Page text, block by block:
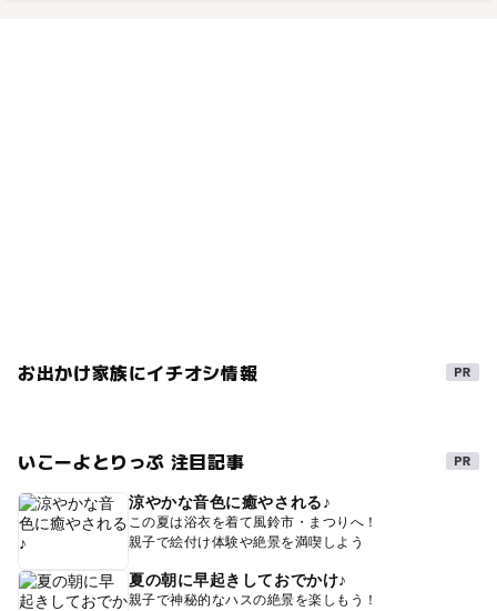
お出かけ家族にイチオシ情報
いこーよとりっぷ 注目記事
涼やかな音色に癒やされる♪
この夏は浴衣を着て風鈴市・まつりへ！
親子で絵付け体験や絶景を満喫しよう
夏の朝に早起きしておでかけ♪
親子で神秘的なハスの絶景を楽しもう！